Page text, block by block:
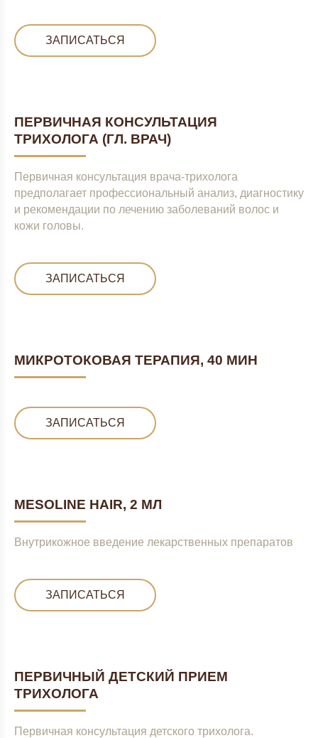
ЗАПИСАТЬСЯ
ПЕРВИЧНАЯ КОНСУЛЬТАЦИЯ
ТРИХОЛОГА (ГЛ. ВРАЧ)
Первичная консультация врача-трихолога
предполагает профессиональный анализ, диагностику
и рекомендации по лечению заболеваний волос и
кожи головы.
ЗАПИСАТЬСЯ
МИКРОТОКОВАЯ ТЕРАПИЯ, 40 МИН
ЗАПИСАТЬСЯ
MESOLINE HAIR, 2 МЛ
Внутрикожное введение лекарственных препаратов
ЗАПИСАТЬСЯ
ПЕРВИЧНЫЙ ДЕТСКИЙ ПРИЕМ
ТРИХОЛОГА
Первичная консультация детского трихолога.